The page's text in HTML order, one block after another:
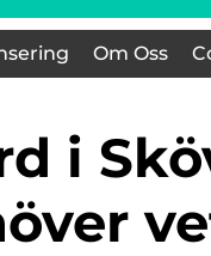
Om Oss